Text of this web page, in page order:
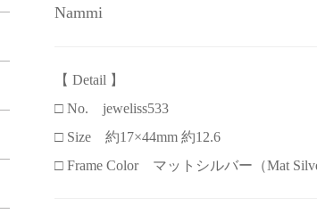
Nammi
【 Detail 】
□ No. jeweliss533
□ Size 約17×44mm 約12.6
□ Frame Color マットシルバー（Mat